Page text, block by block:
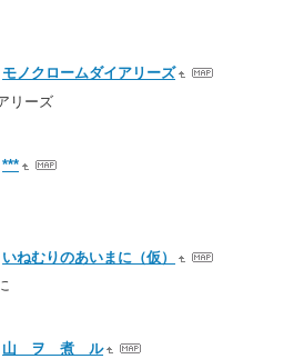
モノクロームダイアリーズ
リーズ
***
いねむりのあいまに（仮）
山 ヲ 煮 ル